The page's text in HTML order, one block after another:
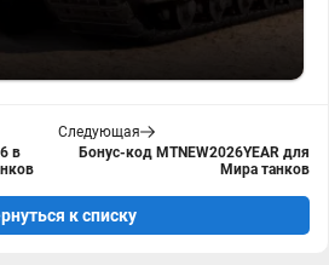
в
Следующая
Бонус-код MTNEW2026YEAR для
Мира танков
к списку